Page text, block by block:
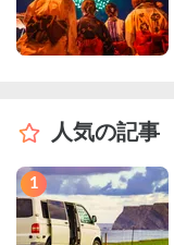
人気の記事
1